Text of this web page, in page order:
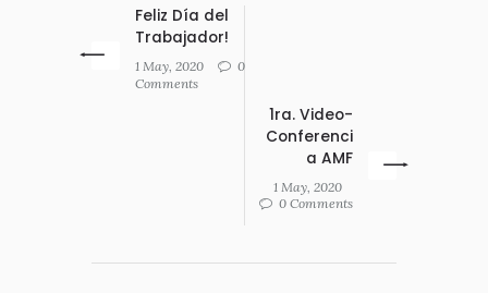
Feliz Día del
Trabajador!
1 May, 2020
0
Comments
1ra. Video-
Conferenci
a AMF
1 May, 2020
0 Comments